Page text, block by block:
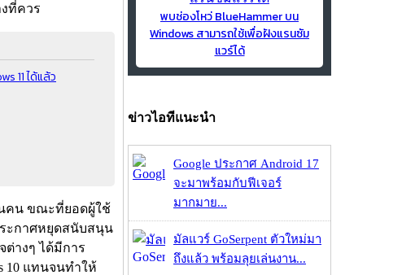
งที่ควร
11 ได้แล้ว
นคน ขณะที่ยอดผู้ใช้
ระกาศหยุดสนับสนุน
ต่างๆ ได้มีการ
10 แทนจนทำให้
พบช่องโหว่ BlueHammer บน
Windows สามารถใช้เพื่อฝังแรนซัม
แวร์ได้
ข่าวไอทีแนะนำ
Google ประกาศ Android 17
จะมาพร้อมกับฟีเจอร์
มากมาย...
มัลแวร์ GoSerpent ตัวใหม่มา
ถึงแล้ว พร้อมลุยเล่นงาน...